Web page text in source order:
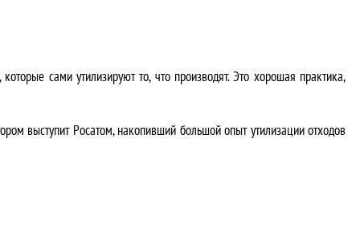
сами утилизируют то, что производят. Это хорошая практика,
выступит Росатом, накопивший большой опыт утилизации отходов